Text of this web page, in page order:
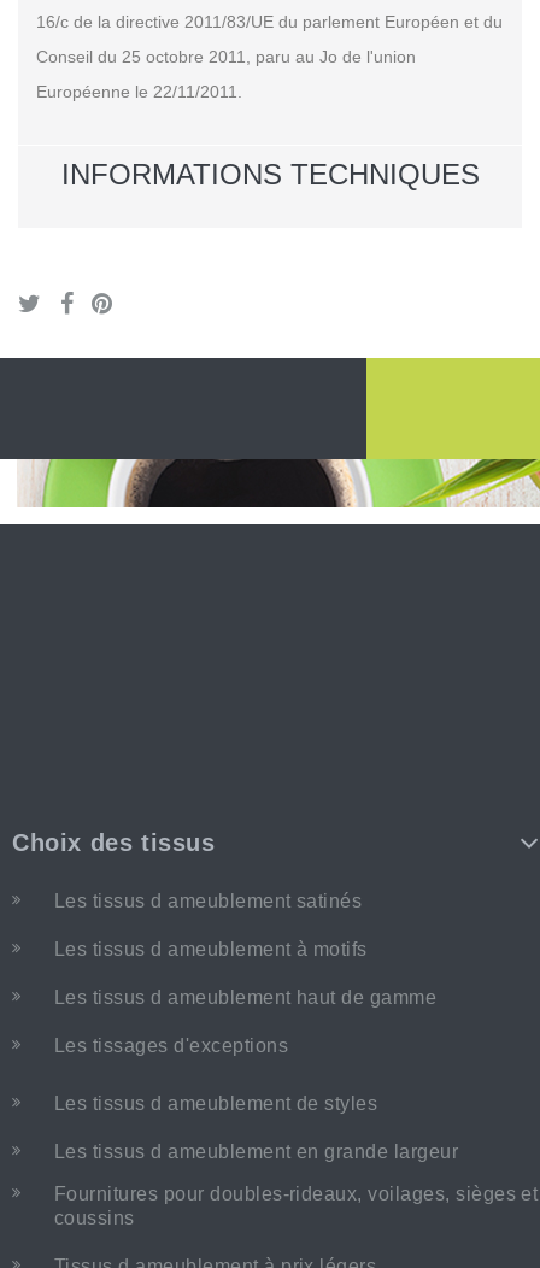
16/c de la directive 2011/83/UE du parlement Européen et du
Conseil du 25 octobre 2011, paru au Jo de l'union
Européenne le 22/11/2011.
INFORMATIONS TECHNIQUES
Choix des tissus
Les tissus d ameublement satinés
Les tissus d ameublement à motifs
Les tissus d ameublement haut de gamme
Les tissages d'exceptions
Les tissus d ameublement de styles
Les tissus d ameublement en grande largeur
Fournitures pour doubles-rideaux, voilages, sièges et
coussins